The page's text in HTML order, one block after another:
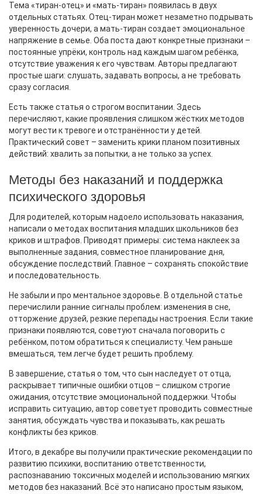
Тема «тиран-отец» и «мать‑тиран» появилась в двух
отдельных статьях. Отец‑тиран может незаметно подрывать
уверенность дочери, а мать‑тиран создает эмоциональное
напряжение в семье. Оба поста дают конкретные признаки –
постоянные упрёки, контроль над каждым шагом ребёнка,
отсутствие уважения к его чувствам. Авторы предлагают
простые шаги: слушать, задавать вопросы, а не требовать
сразу согласия.
Есть также статья о строгом воспитании. Здесь
перечисляют, какие проявления слишком жёстких методов
могут вести к тревоге и отстранённости у детей.
Практический совет – заменить крики планом позитивных
действий: хвалить за попытки, а не только за успех.
Методы без наказаний и поддержка
психического здоровья
Для родителей, которым надоело использовать наказания,
написали о методах воспитания младших школьников без
криков и штрафов. Приводят примеры: система наклеек за
выполненные задания, совместное планирование дня,
обсуждение последствий. Главное – сохранять спокойствие
и последовательность.
Не забыли и про ментальное здоровье. В отдельной статье
перечислили ранние сигналы проблем: изменения в сне,
отторжение друзей, резкие перепады настроения. Если такие
признаки появляются, советуют сначала поговорить с
ребёнком, потом обратиться к специалисту. Чем раньше
вмешаться, тем легче будет решить проблему.
В завершение, статья о том, что сын наследует от отца,
раскрывает типичные ошибки отцов – слишком строгие
ожидания, отсутствие эмоциональной поддержки. Чтобы
исправить ситуацию, автор советует проводить совместные
занятия, обсуждать чувства и показывать, как решать
конфликты без криков.
Итого, в декабре вы получили практические рекомендации по
развитию психики, воспитанию ответственности,
распознаванию токсичных моделей и использованию мягких
методов без наказаний. Всё это написано простым языком,